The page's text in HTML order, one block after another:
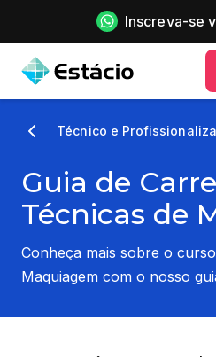
Inscreva-se
Técnico e
Guia de
Técnicas de
Conheça mais sobre o
Maquiagem com o nosso